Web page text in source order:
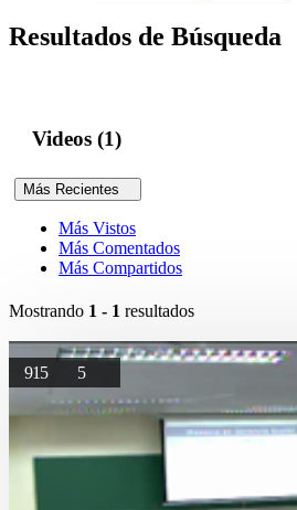
Resultados de Búsqueda
Videos (1)
Más Recientes
Más Vistos
Más Comentados
Más Compartidos
Mostrando 1 - 1 resultados
915 5